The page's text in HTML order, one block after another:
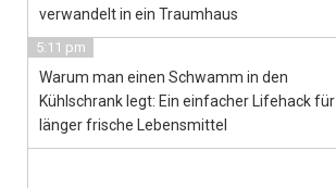
verwandelt in ein Traumhaus
5:11 pm
Warum man einen Schwamm in den
Kühlschrank legt: Ein einfacher Lifehack für
länger frische Lebensmittel